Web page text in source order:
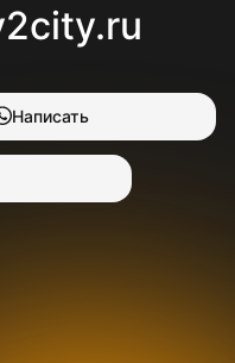
Написать